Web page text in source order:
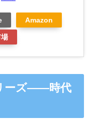
Amazon
ーズ――時代